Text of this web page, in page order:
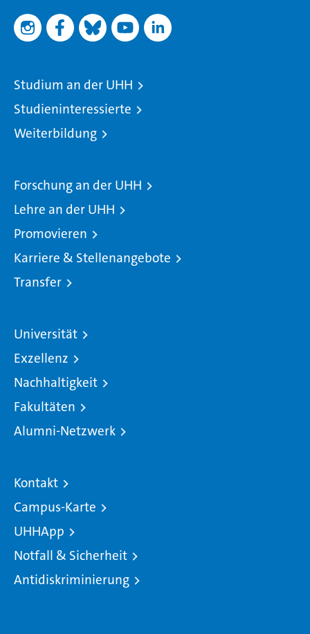
Studium an der UHH
Studieninteressierte
Weiterbildung
Forschung an der UHH
Lehre an der UHH
Promovieren
Karriere & Stellenangebote
Transfer
Universität
Exzellenz
Nachhaltigkeit
Fakultäten
Alumni-Netzwerk
Kontakt
Campus-Karte
UHHApp
Notfall & Sicherheit
Antidiskriminierung